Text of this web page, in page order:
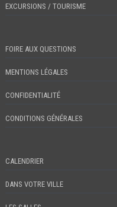
EXCURSIONS / TOURISME
FOIRE AUX QUESTIONS
MENTIONS LÉGALES
CONFIDENTIALITÉ
CONDITIONS GÉNÉRALES
CALENDRIER
DANS VOTRE VILLE